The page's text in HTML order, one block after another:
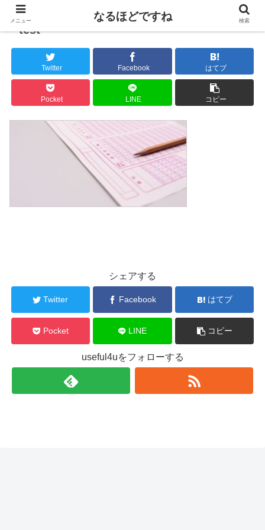
test
Twitter Facebook はてブ
Pocket LINE コピー
シェアする
Twitter Facebook はてブ
Pocket LINE コピー
useful4uをフォローする
メニュー なるほどですね 検索